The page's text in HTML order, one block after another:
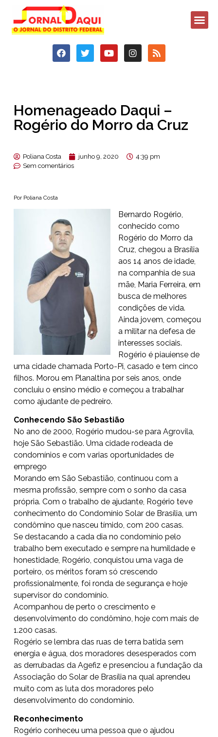
Homenageado Daqui –
Rogério do Morro da Cruz
Poliana Costa junho 9, 2020
4:39 pm
Sem comentários
Por Poliana Costa
Bernardo Rogério,
conhecido como
Rogério do Morro da
Cruz, chegou a Brasília
aos 14 anos de idade,
na companhia de sua
mãe, Maria Ferreira, em
busca de melhores
condições de vida.
Ainda jovem, começou
a militar na defesa de
interesses sociais.
Rogério é piauiense de
uma cidade chamada Porto-Pi, casado e tem cinco
filhos. Morou em Planaltina por seis anos, onde
concluiu o ensino médio e começou a trabalhar
como ajudante de pedreiro.
Conhecendo São Sebastião
No ano de 2000, Rogério mudou-se para Agrovila,
hoje São Sebastião. Uma cidade rodeada de
condomínios e com varias oportunidades de
emprego
Morando em São Sebastião, continuou com a
mesma profissão, sempre com o sonho da casa
própria. Com o trabalho de ajudante, Rogério teve
conhecimento do Condomínio Solar de Brasília, um
condômino que nasceu tímido, com 200 casas.
Se destacando a cada dia no condomínio pelo
trabalho bem executado e sempre na humildade e
honestidade, Rogério, conquistou uma vaga de
porteiro, os méritos foram só crescendo
profissionalmente, foi ronda de segurança e hoje
supervisor do condomínio.
Acompanhou de perto o crescimento e
desenvolvimento do condômino, hoje com mais de
1.200 casas.
Rogério se lembra das ruas de terra batida sem
energia e água, dos moradores desesperados com
as derrubadas da Agefiz e presenciou a fundação da
Associação do Solar de Brasília na qual aprendeu
muito com as luta dos moradores pelo
desenvolvimento do condomínio.
Reconhecimento
Rogério conheceu uma pessoa que o ajudou